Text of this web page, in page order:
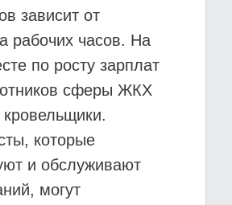
зависит от
рабочих часов. На
по росту зарплат
сферы ЖКХ
кровельщики.
которые
и обслуживают
могут